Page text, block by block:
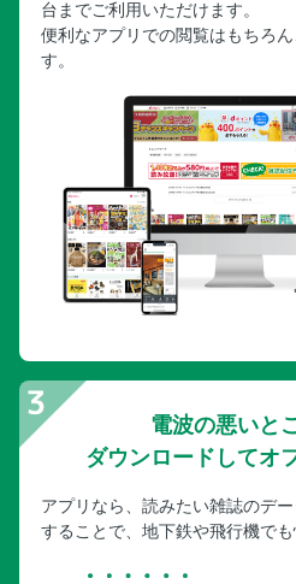
台までご利用いただけます。
便利なアプリでの閲覧はもちろ
す。
電波の悪いと
ダウンロードしてオ
アプリなら、読みたい雑誌のデ
することで、地下鉄や飛行機でも